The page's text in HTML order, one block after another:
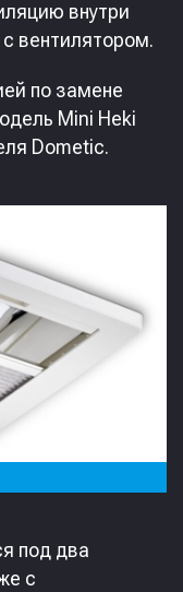
внутри
вентилятором.
по замене
Mini Heki
Dometic.
под два
с